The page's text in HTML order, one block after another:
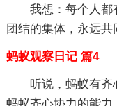
我想：每个人都
团结的集体，永远共
蚂蚁观察日记 篇4
听说，蚂蚁有齐